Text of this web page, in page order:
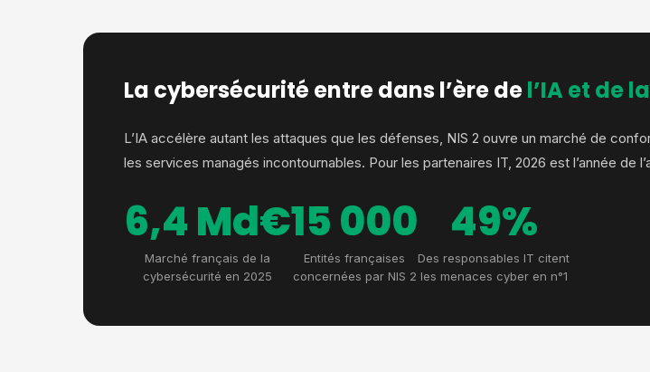
La cybersécurité entre dans l’ère del’IA et de
L’IA accélère autant les attaques que les défenses, NIS 2 ouvre un marché de
les services managés incontournables. Pour les partenaires IT, 2026 est l’année de
6,4 Md€
Marché français de la
cybersécurité en 2025
15 000
Entités françaises
concernées par NIS 2
49%
Des responsables IT citent
les menaces cyber en n°1